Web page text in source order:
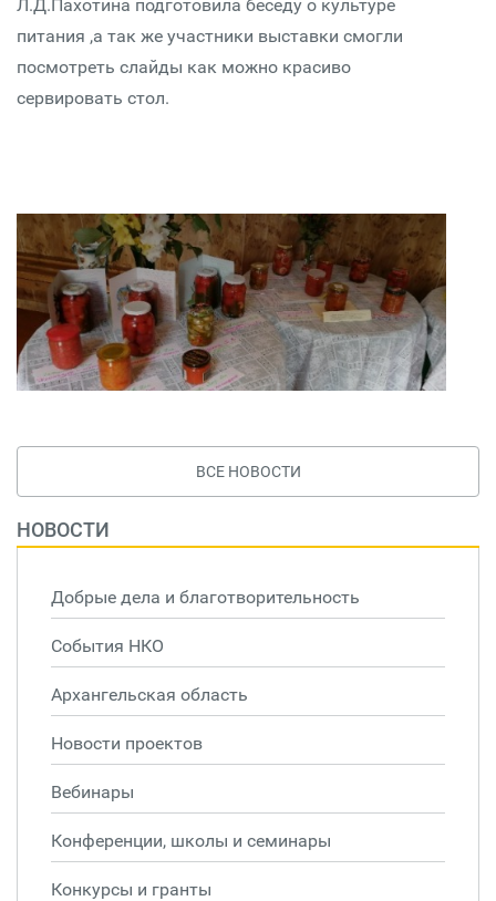
Л.Д.Пахотина подготовила беседу о культуре
питания ,а так же участники выставки смогли
посмотреть слайды как можно красиво
сервировать стол.
ВСЕ НОВОСТИ
НОВОСТИ
Добрые дела и благотворительность
События НКО
Архангельская область
Новости проектов
Вебинары
Конференции, школы и семинары
Конкурсы и гранты